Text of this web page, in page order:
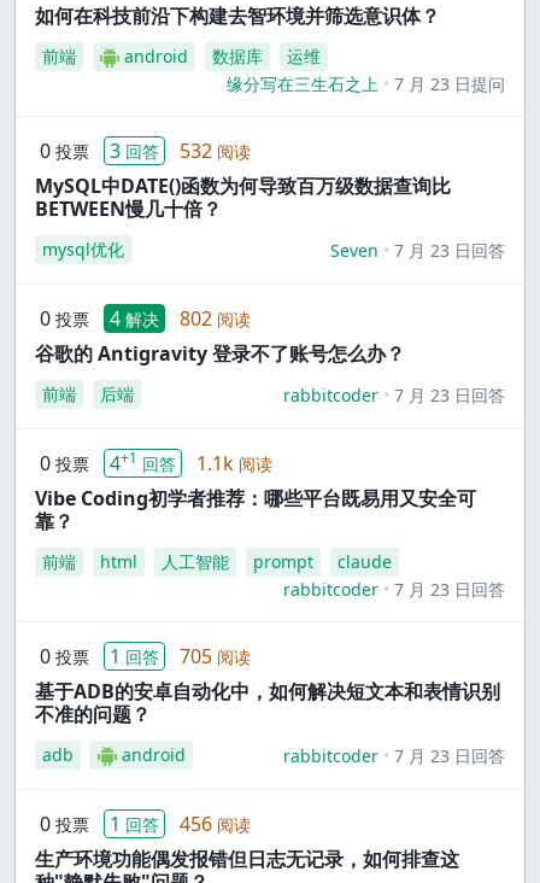
如何在科技前沿下构建去智环境并筛选意识体？
前端 android 数据库
运维
缘分写在三生石之上
7 月 23 日提问
0 投票 3 回答 532 阅读
MySQL中DATE()函数为何导致百万级数据查询比
BETWEEN慢几十倍？
mysql优化 Seven 7 月 23 日回答
0 投票 4 解决 802 阅读
谷歌的 Antigravity 登录不了账号怎么办？
前端 后端 rabbitcoder 7 月 23 日回答
0 投票 4+1 回答 1.1k 阅读
Vibe Coding初学者推荐：哪些平台既易用又安全可
靠？
前端 html 人工智能 prompt
claude
rabbitcoder
7 月 23 日回答
0 投票 1 回答 705 阅读
基于ADB的安卓自动化中，如何解决短文本和表情识别
不准的问题？
adb android rabbitcoder 7 月 23 日回答
0 投票 1 回答 456 阅读
生产环境功能偶发报错但日志无记录，如何排查这